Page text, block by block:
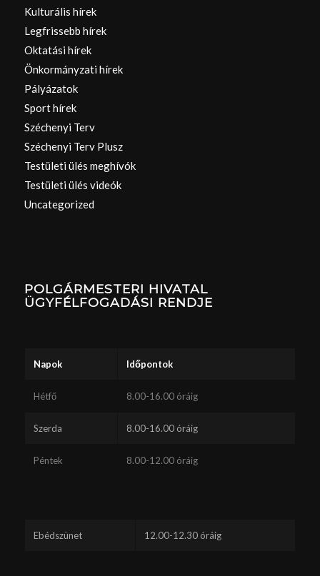
Kulturális hírek
Legfrissebb hírek
Oktatási hírek
Önkormányzati hírek
Pályázatok
Sport hírek
Széchenyi Terv
Széchenyi Terv Plusz
Testületi ülés meghívók
Testületi ülés videók
Uncategorized
POLGÁRMESTERI HIVATAL
ÜGYFÉLFOGADÁSI RENDJE
Napok Időpontok
Hétfő 8.00-16.00 óráig
Szerda 8.00-16.00 óráig
Péntek 8.00-12.00 óráig
Ebédszünet 12.00-12.30 óráig